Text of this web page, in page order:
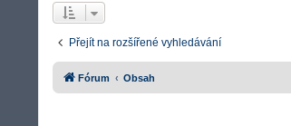
Přejít na rozšířené vyhledávání
Fórum Obsah